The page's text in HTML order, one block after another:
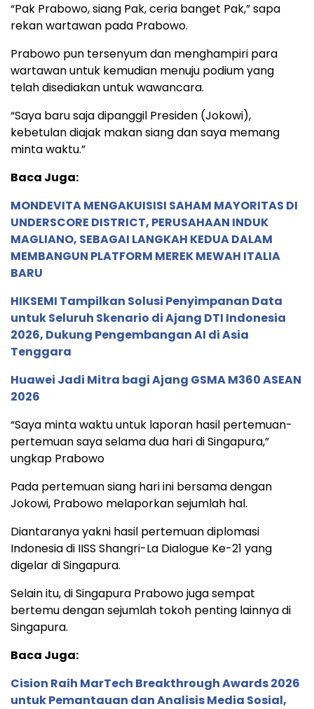
“Pak Prabowo, siang Pak, ceria banget Pak,” sapa
rekan wartawan pada Prabowo.
Prabowo pun tersenyum dan menghampiri para
wartawan untuk kemudian menuju podium yang
telah disediakan untuk wawancara.
“Saya baru saja dipanggil Presiden (Jokowi),
kebetulan diajak makan siang dan saya memang
minta waktu.”
Baca Juga:
MONDEVITA MENGAKUISISI SAHAM MAYORITAS DI
UNDERSCORE DISTRICT, PERUSAHAAN INDUK
MAGLIANO, SEBAGAI LANGKAH KEDUA DALAM
MEMBANGUN PLATFORM MEREK MEWAH ITALIA
BARU
HIKSEMI Tampilkan Solusi Penyimpanan Data
untuk Seluruh Skenario di Ajang DTI Indonesia
2026, Dukung Pengembangan AI di Asia
Tenggara
Huawei Jadi Mitra bagi Ajang GSMA M360 ASEAN
2026
“Saya minta waktu untuk laporan hasil pertemuan-
pertemuan saya selama dua hari di Singapura,”
ungkap Prabowo
Pada pertemuan siang hari ini bersama dengan
Jokowi, Prabowo melaporkan sejumlah hal.
Diantaranya yakni hasil pertemuan diplomasi
Indonesia di IISS Shangri-La Dialogue Ke-21 yang
digelar di Singapura.
Selain itu, di Singapura Prabowo juga sempat
bertemu dengan sejumlah tokoh penting lainnya di
Singapura.
Baca Juga:
Cision Raih MarTech Breakthrough Awards 2026
untuk Pemantauan dan Analisis Media Sosial,